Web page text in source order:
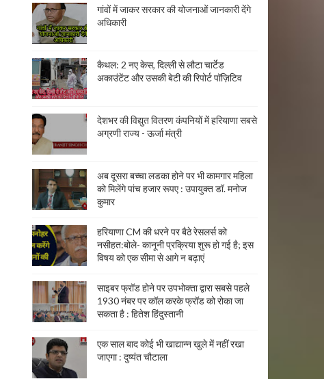
गांवों में जाकर सरकार की योजनाओं जानकारी देंगे
अधिकारी
कैथल: 2 नए केस, दिल्ली से लौटा चार्टेड
अकाउंटेंट और उसकी बेटी की रिपोर्ट पॉज़िटिव
देशभर की विद्युत वितरण कंपनियों में हरियाणा सबसे
अग्रणी राज्य - ऊर्जा मंत्री
अब दूसरा बच्चा लडका होने पर भी कामगार महिला
को मिलेंगे पांच हजार रूपए : उपायुक्त डॉ. मनोज
कुमार
हरियाणा CM की धरने पर बैठे रेसलर्स को
नसीहत:बोले- कानूनी प्रक्रिया शुरू हो गई है; इस
विषय को एक सीमा से आगे न बढ़ाएं
साइबर फ्रॉड होने पर उपभोक्ता द्वारा सबसे पहले
1930 नंबर पर कॉल करके फ्रॉड को रोका जा
सकता है : हितेश हिंदुस्तानी
एक साल बाद कोई भी खाद्यान्न खुले में नहीं रखा
जाएगा : दुष्यंत चौटाला